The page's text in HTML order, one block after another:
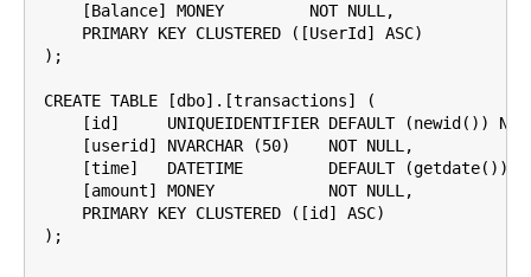
    [Balance] MONEY         NOT NULL,
    PRIMARY KEY CLUSTERED ([UserId] ASC)
);
CREATE TABLE [dbo].[transactions] (
[id]     UNIQUEIDENTIFIER DEFAULT (newid())
    [userid] NVARCHAR (50)    NOT NULL,
[time]   DATETIME         DEFAULT (getdate())
    [amount] MONEY            NOT NULL,
    PRIMARY KEY CLUSTERED ([id] ASC)
);